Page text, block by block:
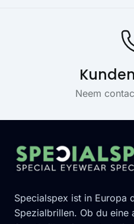
Neem
Specialspex ist in Europa
Spezialbrillen. Ob du eine